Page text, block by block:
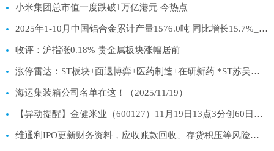
小米集团总市值一度跌破1万亿港元 今热点
2025年1-10月中国铝合金累计产量1576.0吨 同比增长15.7%_视讯
收评：沪指涨0.18% 贵金属板块涨幅居前
涨停雷达：ST板块+面退博弈+医药制造+在研新药 *ST苏吴触及涨停
海运集装箱公司名单在这！（2025/11/19）
【异动提醒】金健米业（600127）11月19日13点3分创60日新高|快消息
维通利IPO更新财务资料，应收账款回收、存货积压等风险受关注